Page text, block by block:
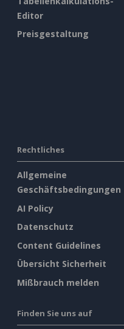
Editor
Preisgestaltung
Rechtliches
Allgemeine
Geschäftsbedingungen
AI Policy
Datenschutz
Content Guidelines
Übersicht Sicherheit
Mißbrauch melden
Finden Sie uns auf